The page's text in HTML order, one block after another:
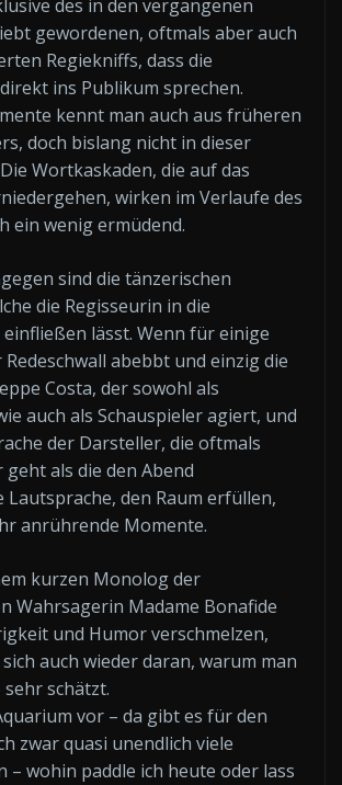
des in den vergangenen
gewordenen, oftmals aber auch
Regiekniffs, dass die
ins Publikum sprechen.
kennt man auch aus früheren
doch bislang nicht in dieser
Wortkaskaden, die auf das
wirken im Verlaufe des
ein wenig ermüdend.
sind die tänzerischen
die Regisseurin in die
lässt. Wenn für einige
abebbt und einzig die
Costa, der sowohl als
auch als Schauspieler agiert, und
der Darsteller, die oftmals
als die den Abend
Lautsprache, den Raum erfüllen,
anrührende Momente.
kurzen Monolog der
Wahrsagerin Madame Bonafide
und Humor verschmelzen,
auch wieder daran, warum man
schätzt.
vor – da gibt es für den
zwar quasi unendlich viele
– wohin paddle ich heute oder lass